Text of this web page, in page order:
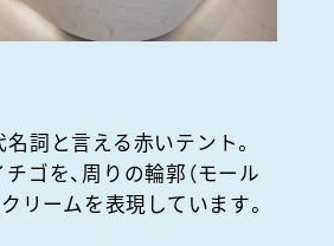
詞と言える赤いテント。
ゴを、周りの輪郭（モール
リームを表現しています。